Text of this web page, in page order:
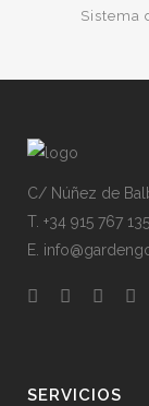
Sistema
C/ Núñez de
T. +34 915 767 135
E.
SERVICIOS